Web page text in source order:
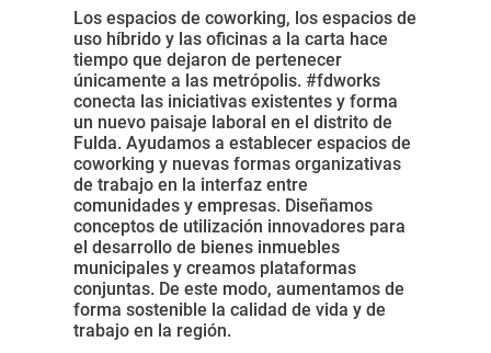
Los espacios de coworking, los espacios de
uso híbrido y las oficinas a la carta hace
tiempo que dejaron de pertenecer
únicamente a las metrópolis. #fdworks
conecta las iniciativas existentes y forma
un nuevo paisaje laboral en el distrito de
Fulda. Ayudamos a establecer espacios de
coworking y nuevas formas organizativas
de trabajo en la interfaz entre
comunidades y empresas. Diseñamos
conceptos de utilización innovadores para
el desarrollo de bienes inmuebles
municipales y creamos plataformas
conjuntas. De este modo, aumentamos de
forma sostenible la calidad de vida y de
trabajo en la región.